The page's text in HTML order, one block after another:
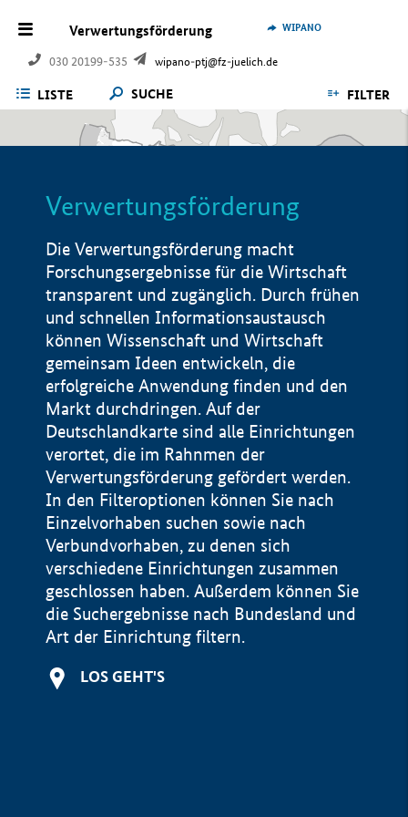
Verwertungsförderung
030 20199-535 wipano-ptj@fz-juelich.de
WIPANO
LISTE SUCHE FILTER
Verwertungsförderung
Die Verwertungsförderung macht
Forschungsergebnisse für die Wirtschaft
transparent und zugänglich. Durch frühen
und schnellen Informationsaustausch
können Wissenschaft und Wirtschaft
gemeinsam Ideen entwickeln, die
erfolgreiche Anwendung finden und den
Markt durchdringen. Auf der
Deutschlandkarte sind alle Einrichtungen
verortet, die im Rahnmen der
Verwertungsförderung gefördert werden.
In den Filteroptionen können Sie nach
Einzelvorhaben suchen sowie nach
Verbundvorhaben, zu denen sich
verschiedene Einrichtungen zusammen
geschlossen haben. Außerdem können Sie
die Suchergebnisse nach Bundesland und
Art der Einrichtung filtern.
LOS GEHT'S